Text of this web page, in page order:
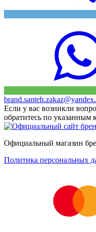
Если у вас возникли
обратитесь по указанным
Официальный магазин
Политика персональных